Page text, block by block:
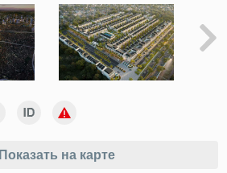
Показать на карте